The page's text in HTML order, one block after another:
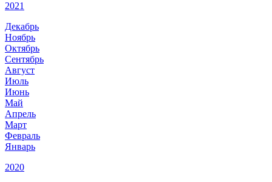
2021
Декабрь
Ноябрь
Октябрь
Сентябрь
Август
Июль
Июнь
Май
Апрель
Март
Февраль
Январь
2020